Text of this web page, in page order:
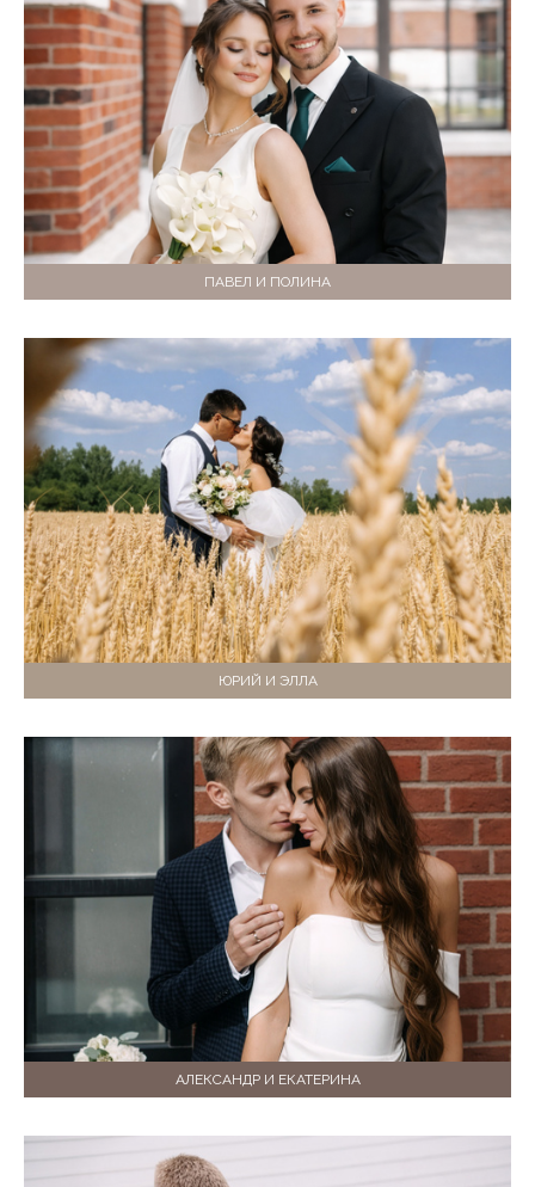
ПАВЕЛ И ПОЛИНА
ЮРИЙ И ЭЛЛА
АЛЕКСАНДР И ЕКАТЕРИНА